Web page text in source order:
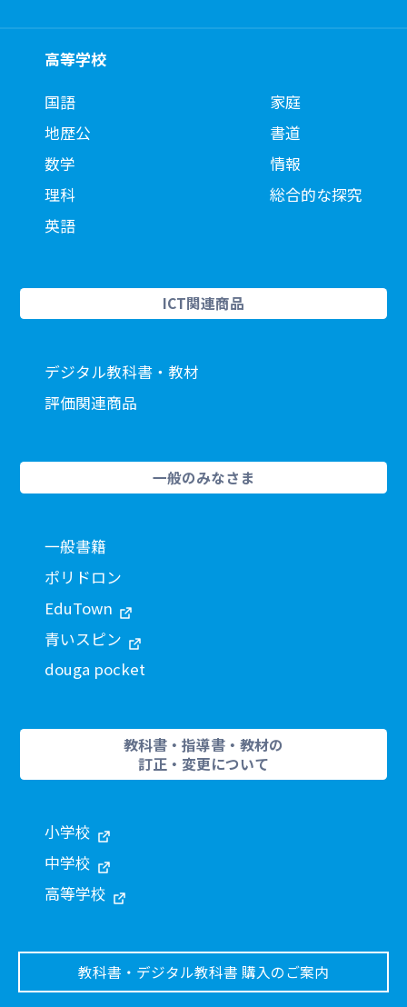
高等学校
国語
地歴公
数学
理科
英語
家庭
書道
情報
総合的な探究
ICT関連商品
デジタル教科書・教材
評価関連商品
一般のみなさま
一般書籍
ポリドロン
EduTown
青いスピン
douga pocket
教科書・指導書・教材の
訂正・変更について
小学校
中学校
高等学校
教科書・デジタル教科書 購入のご案内